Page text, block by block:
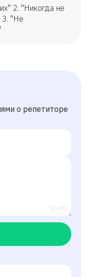
2. "Никогда не
3. "Не
о репетиторе
0/200